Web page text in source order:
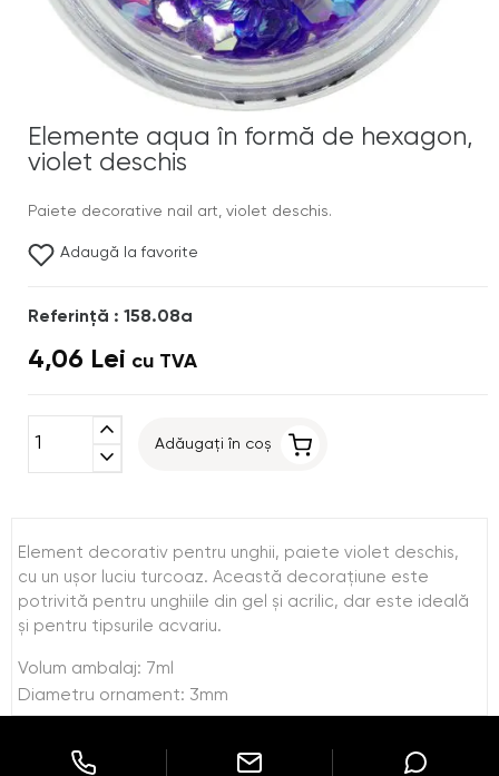
Elemente aqua în formă de hexagon,
violet deschis
Paiete decorative nail art, violet deschis.
Adaugă la favorite
Referinţă : 158.08a
4,06 Lei cu TVA
expand_less
expand_more
Adăugați în coș
Element decorativ pentru unghii, paiete violet deschis,
cu un uşor luciu turcoaz. Această decoraţiune este
potrivită pentru unghiile din gel şi acrilic, dar este ideală
şi pentru tipsurile acvariu.
Volum ambalaj: 7ml
Diametru ornament: 3mm